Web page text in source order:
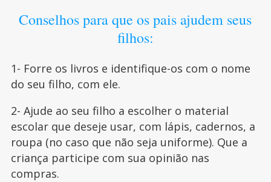
Conselhos para que os pais ajudem seus
filhos:
1- Forre os livros e identifique-os com o nome
do seu filho, com ele.
2- Ajude ao seu filho a escolher o material
escolar que deseje usar, com lápis, cadernos, a
roupa (no caso que não seja uniforme). Que a
criança participe com sua opinião nas
compras.